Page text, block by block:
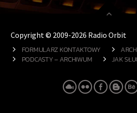
Copyright © 2009-2026 Radio Orbit
FORMULARZ KONTAKTOWY
PODCASTY – ARCHIWUM
JAK